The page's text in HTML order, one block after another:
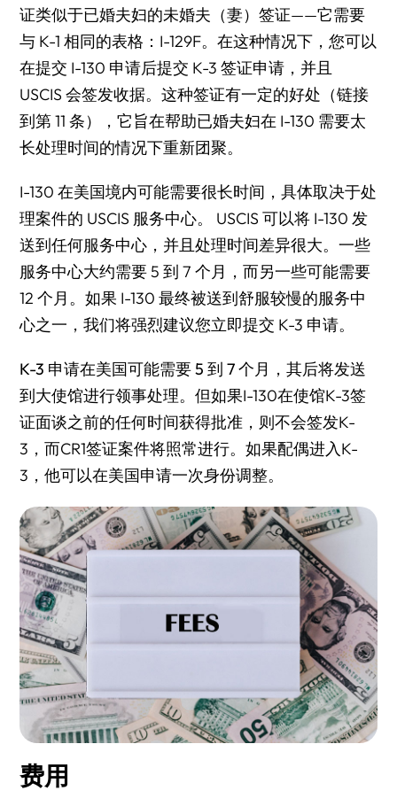
证类似于已婚夫妇的未婚夫（妻）签证——它需要
与 K-1 相同的表格：I-129F。在这种情况下，您可以
在提交 I-130 申请后提交 K-3 签证申请，并且
USCIS 会签发收据。这种签证有一定的好处（链接
到第 11 条），它旨在帮助已婚夫妇在 I-130 需要太
长处理时间的情况下重新团聚。
I-130 在美国境内可能需要很长时间，具体取决于处
理案件的 USCIS 服务中心。 USCIS 可以将 I-130 发
送到任何服务中心，并且处理时间差异很大。一些
服务中心大约需要 5 到 7 个月，而另一些可能需要
12 个月。如果 I-130 最终被送到舒服较慢的服务中
心之一，我们将强烈建议您立即提交 K-3 申请。
K-3 申请在美国可能需要 5 到 7 个月 ，其后将发送
到大使馆进行领事处理。但如果I-130在使馆K-3签
证面谈之前的任何时间获得批准，则不会签发K-
3，而CR1签证案件将照常进行。如果配偶进入K-
3，他可以在美国申请一次身份调整。
费用